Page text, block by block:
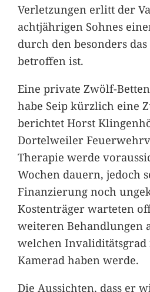
Verletzungen erlitt der
achtjährigen Sohnes
durch den besonders
betroffen ist.
Eine private Zwölf-
habe Seip kürzlich eine
berichtet Horst
Dortelweiler
Therapie werde
Wochen dauern, jedoch
Finanzierung noch
Kostenträger warteten
weiteren Behandlungen
welchen
Kamerad haben werde.
Die Aussichten, dass er